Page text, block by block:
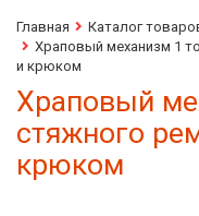
Главная Каталог
Храповый механизм 1
и крюком
Храповый
стяжного
крюком